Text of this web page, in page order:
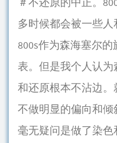
多时候都会被一些人
800s作为森海塞尔
表。但是我个人认
和还原根本不沾边
不做明显的偏向和
毫无疑问是做了染